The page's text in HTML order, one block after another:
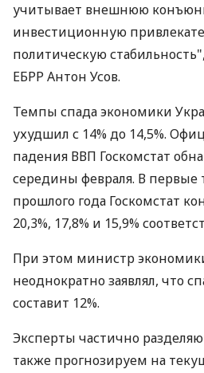
учитывает внешнюю
инвестиционную
политическую
ЕБРР Антон Усов.
Темпы спада экономики
ухудшил с 14% до 14,5%.
падения ВВП Госкомстат
середины февраля. В первые
прошлого года Госкомстат
20,3%, 17,8% и 15,9%
При этом министр
неоднократно заявлял, что
составит 12%.
Эксперты частично
также прогнозируем на